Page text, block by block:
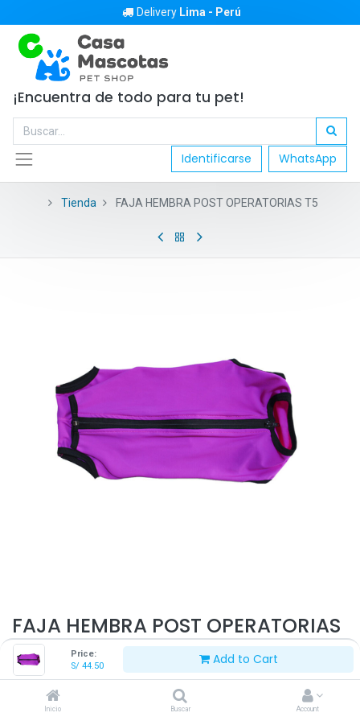
Price:
S/ 44.50 Add to Cart
Inicio Buscar Account
Delivery Lima - Perú
¡Encuentra de todo para tu pet!
Identificarse WhatsApp
Tienda FAJA HEMBRA POST OPERATORIAS T5
FAJA HEMBRA POST OPERATORIAS
T5
44.50